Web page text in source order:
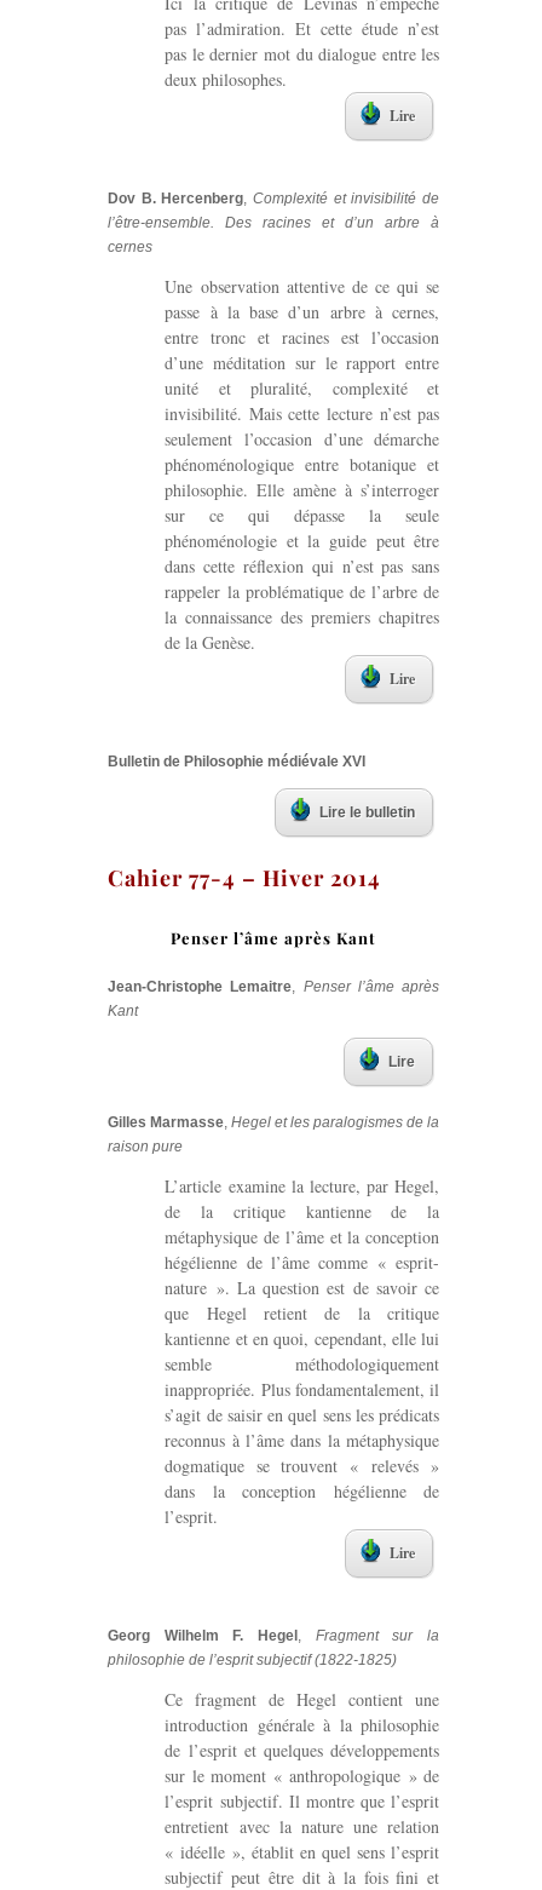
pas l’admiration. Et cette étude n’est
pas le dernier mot du dialogue entre les
deux philosophes.
Lire
Dov B. Hercenberg,Complexité et invisibilité de
l’être-ensemble. Des racines et d’un arbre à
cernes
Une observation attentive de ce qui se
passe à la base d’un arbre à cernes,
entre tronc et racines est l’occasion
d’une méditation sur le rapport entre
unité et pluralité, complexité et
invisibilité. Mais cette lecture n’est pas
seulement l’occasion d’une démarche
phénoménologique entre botanique et
philosophie. Elle amène à s’interroger
sur ce qui dépasse la seule
phénoménologie et la guide peut être
dans cette réflexion qui n’est pas sans
rappeler la problématique de l’arbre de
la connaissance des premiers chapitres
de la Genèse.
Lire
Bulletin de Philosophie médiévale XVI
Lire le bulletin
Cahier 77-4 – Hiver 2014
Penser l’âme après Kant
Jean-Christophe Lemaitre, Penser l’âme après
Kant
Lire
Gilles Marmasse,Hegel et les paralogismes de la
raison pure
L’article examine la lecture, par Hegel,
de la critique kantienne de la
métaphysique de l’âme et la conception
hégélienne de l’âme comme « esprit-
nature ». La question est de savoir ce
que Hegel retient de la critique
kantienne et en quoi, cependant, elle lui
semble méthodologiquement
inappropriée. Plus fondamentalement, il
s’agit de saisir en quel sens les prédicats
reconnus à l’âme dans la métaphysique
dogmatique se trouvent « relevés »
dans la conception hégélienne de
l’esprit.
Lire
Georg Wilhelm F. Hegel , Fragment sur la
philosophie de l’esprit subjectif (1822-1825)
Ce fragment de Hegel contient une
introduction générale à la philosophie
de l’esprit et quelques développements
sur le moment « anthropologique » de
l’esprit subjectif. Il montre que l’esprit
entretient avec la nature une relation
« idéelle », établit en quel sens l’esprit
subjectif peut être dit à la fois fini et